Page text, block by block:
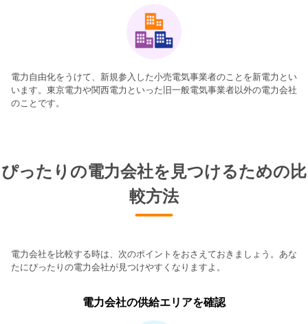
電力自由化をうけて、新規参入した小売電気事業者のことを新電力とい
います。東京電力や関西電力といった旧一般電気事業者以外の電力会社
のことです。
ぴったりの電力会社を見つけるための比
較方法
電力会社を比較する時は、次のポイントをおさえておきましょう。あな
たにぴったりの電力会社が見つけやすくなりますよ。
電力会社の供給エリアを確認